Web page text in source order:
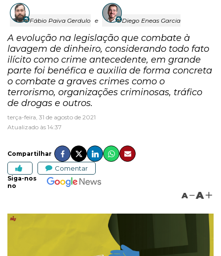
Fábio Paiva Gerdulo e Diego Eneas Garcia
A evolução na legislação que combate à
lavagem de dinheiro, considerando todo fato
ilícito como crime antecedente, em grande
parte foi benéfica e auxilia de forma concreta
o combate a graves crimes como o
terrorismo, organizações criminosas, tráfico
de drogas e outros.
terça-feira, 31 de agosto de 2021
Atualizado às 14:37
Compartilhar
Comentar
Siga-nos
no
A A